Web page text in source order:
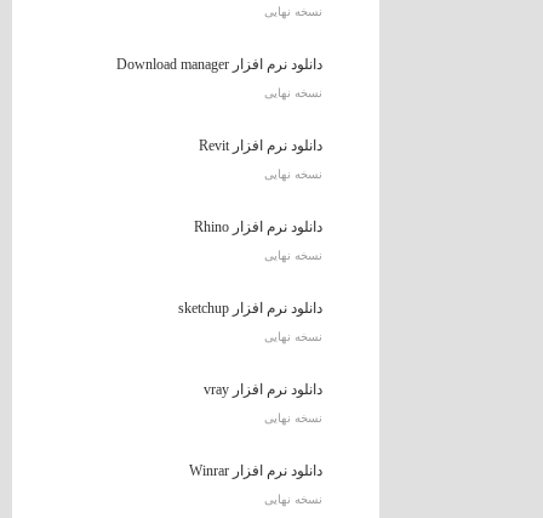
نسخه نهایی
دانلود نرم افزار Download manager
نسخه نهایی
دانلود نرم افزار Revit
نسخه نهایی
دانلود نرم افزار Rhino
نسخه نهایی
دانلود نرم افزار sketchup
نسخه نهایی
دانلود نرم افزار vray
نسخه نهایی
دانلود نرم افزار Winrar
نسخه نهایی